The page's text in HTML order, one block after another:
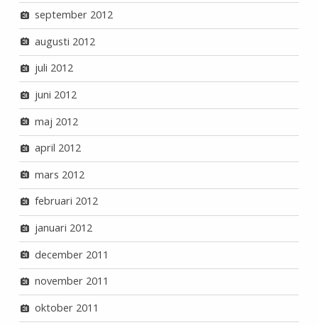
september 2012
augusti 2012
juli 2012
juni 2012
maj 2012
april 2012
mars 2012
februari 2012
januari 2012
december 2011
november 2011
oktober 2011